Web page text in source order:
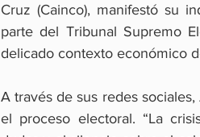
Cruz (Cainco), manifestó su
parte del Tribunal Supremo
delicado contexto económico
A través de sus redes
el proceso electoral. “La